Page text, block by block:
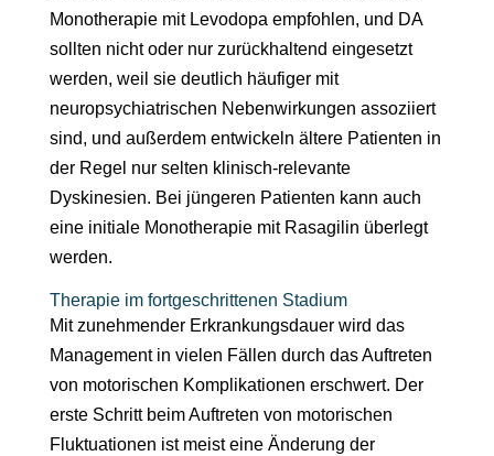
Monotherapie mit Levodopa empfohlen, und DA
sollten nicht oder nur zurückhaltend eingesetzt
werden, weil sie deutlich häufiger mit
neuropsychiatrischen Nebenwirkungen assoziiert
sind, und außerdem entwickeln ältere Patienten in
der Regel nur selten klinisch-relevante
Dyskinesien. Bei jüngeren Patienten kann auch
eine initiale Monotherapie mit Rasagilin überlegt
werden.
Therapie im fortgeschrittenen Stadium
Mit zunehmender Erkrankungsdauer wird das
Management in vielen Fällen durch das Auftreten
von motorischen Komplikationen erschwert. Der
erste Schritt beim Auftreten von motorischen
Fluktuationen ist meist eine Änderung der